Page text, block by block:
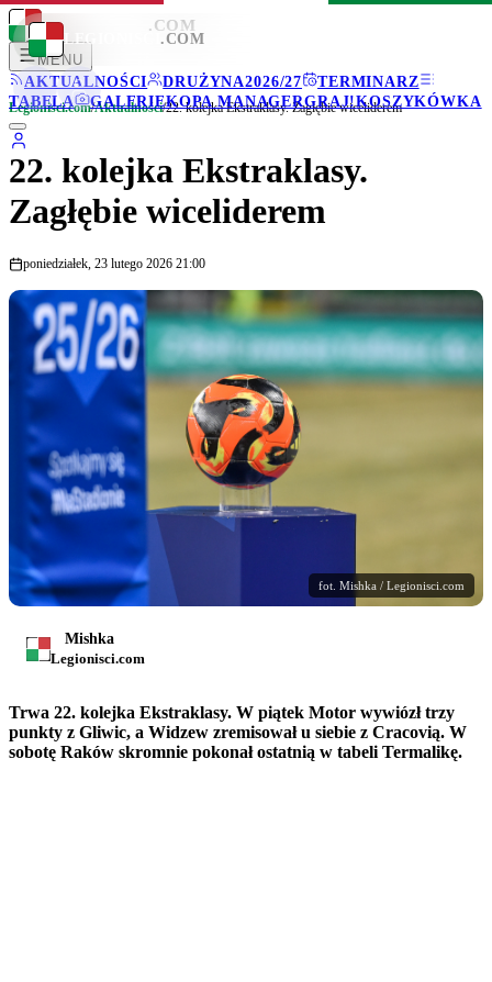
LEGIONISCI .COM
MENU
AKTUALNOŚCI
DRUŻYNA2026/27
TERMINARZ
TABELA
GALERIEKOPA MANAGERGRAJ!KOSZYKÓWKA
LEGIONISCI .COM
Legionisci.com/Aktualności/22. kolejka Ekstraklasy. Zagłębie wiceliderem
22. kolejka Ekstraklasy.
Zagłębie wiceliderem
poniedziałek, 23 lutego 2026 21:00
fot. Mishka / Legionisci.com
Mishka
Legionisci.com
Trwa 22. kolejka Ekstraklasy. W piątek Motor wywiózł trzy
punkty z Gliwic, a Widzew zremisował u siebie z Cracovią. W
sobotę Raków skromnie pokonał ostatnią w tabeli Termalikę.